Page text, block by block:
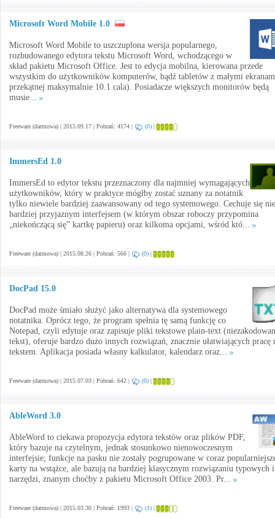
Microsoft Word Mobile 1.0
Microsoft Word Mobile to uszczuplona wersja popularnego,
rozbudowanego edytora tekstu Microsoft Word, wchodzącego w
skład pakietu Microsoft Office. Jest to edycja mobilna, kierowana przede
wszystkim do użytkowników komputerów, bądź tabletów z małymi
przekątnej maksymalnie 10.1 cala). Posiadacze większych monitorów będą
musie...
Freeware (darmowa) | 2015.09.17 | Pobrań: 4174 | (0) |
ImmersEd 1.0
ImmersEd to edytor tekstu przeznaczony dla najmniej wymagających
użytkowników, który w praktyce mógłby zostać uznany za notatnik
tylko niewiele bardziej zaawansowany od tego systemowego. Cechuje się
bardziej przyjaznym interfejsem (w którym obszar roboczy przypomina
„niekończącą się” kartkę papieru) oraz kilkoma opcjami, wśród któ...
Freeware (darmowa) | 2015.08.26 | Pobrań: 566 | (0) |
DocPad 15.0
DocPad może śmiało służyć jako alternatywa dla systemowego
notatnika. Oprócz tego, że program spełnia tę samą funkcję co
Notepad, czyli edytuje oraz zapisuje pliki tekstowe plain-text
tekst), oferuje bardzo dużo innych rozwiązań, znacznie ułatwiających pracę
tekstem. Aplikacja posiada własny kalkulator, kalendarz oraz...
Freeware (darmowa) | 2015.07.03 | Pobrań: 642 | (0) |
AbleWord 3.0
AbleWord to ciekawa propozycja edytora tekstów oraz plików PDF,
który bazuje na czytelnym, jednak stosunkowo nienowoczesnym
interfejsie; funkcje na pasku nie zostały pogrupowane w coraz
karty na wstążce, ale bazują na bardziej klasycznym rozwiązaniu typowych
narzędzi, znanym choćby z pakietu Microsoft Office 2003. Pr...
Freeware (darmowa) | 2015.03.30 | Pobrań: 1993 | (1) |